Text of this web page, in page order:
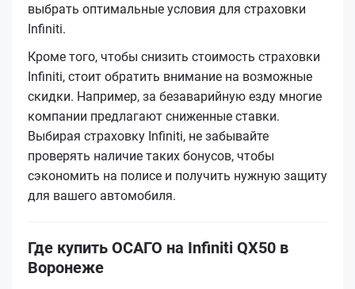
выбрать оптимальные условия для страховки
Infiniti.
Кроме того, чтобы снизить стоимость страховки
Infiniti, стоит обратить внимание на возможные
скидки. Например, за безаварийную езду многие
компании предлагают сниженные ставки.
Выбирая страховку Infiniti, не забывайте
проверять наличие таких бонусов, чтобы
сэкономить на полисе и получить нужную защиту
для вашего автомобиля.
Где купить ОСАГО на Infiniti QX50 в
Воронеже